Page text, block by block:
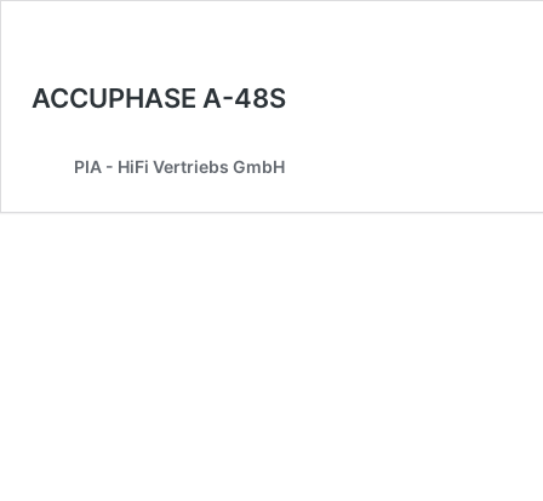
ACCUPHASE A-48S
PIA - HiFi Vertriebs GmbH